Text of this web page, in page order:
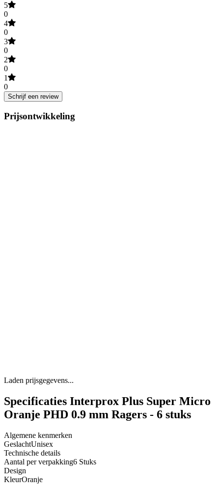
5
0
4
0
3
0
2
0
1
0
Schrijf een review
Prijsontwikkeling
Laden prijsgegevens...
Specificaties Interprox Plus Super Micro
Oranje PHD 0.9 mm Ragers - 6 stuks
Algemene kenmerken
GeslachtUnisex
Technische details
Aantal per verpakking6 Stuks
Design
KleurOranje